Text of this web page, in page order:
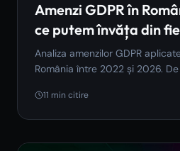
Amenzi GDPR în
ce putem învăța din
Analiza amenzilor GDPR
România între 2022 și 2026. De
aceleași probleme.
11 min citire